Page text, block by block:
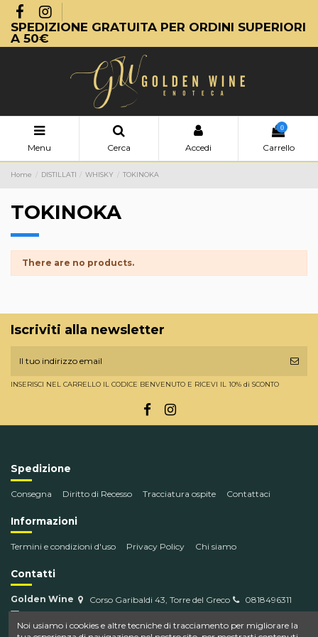
SPEDIZIONE GRATUITA PER ORDINI SUPERIORI
A 50€
Menu Cerca Accedi
0
Carrello
Home DISTILLATI WHISKY TOKINOKA
TOKINOKA
There are no products.
Iscriviti alla newsletter
INSERISCI NEL CARRELLO IL CODICE BENVENUTO E RICEVI IL 10% di SCONTO
Spedizione
Consegna Diritto di Recesso Tracciatura ospite Contattaci
Informazioni
Termini e condizioni d'uso Privacy Policy Chi siamo
Contatti
Golden Wine Corso Garibaldi 43, Torre del Greco
0818496311
info@goldenwine.com
Noi usiamo i cookies e altre tecniche di tracciamento per migliorare la